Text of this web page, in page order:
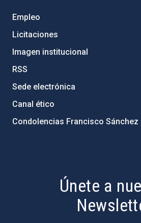
Empleo
Licitaciones
Imagen institucional
RSS
Sede electrónica
Canal ético
Condolencias Francisco Sánchez
Únete a